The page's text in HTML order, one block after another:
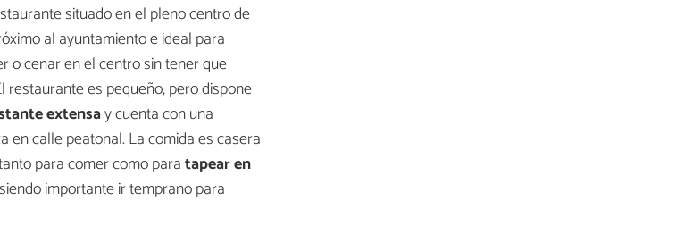
situado en el pleno centro de
al ayuntamiento e ideal para
o cenar en el centro sin tener que
restaurante es pequeño, pero dispone
extensay cuenta con una
en calle peatonal. La comida es casera
para comer como paratapear en
importante ir temprano para